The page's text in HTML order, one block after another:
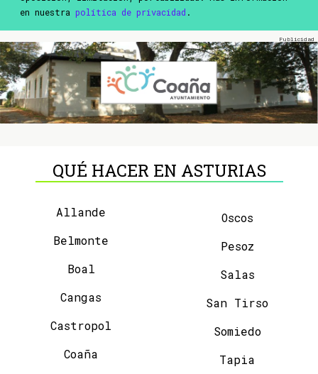
en nuestra política de privacidad .
QUÉ HACER EN ASTURIAS
Allande
Belmonte
Boal
Cangas
Castropol
Coaña
Oscos
Pesoz
Salas
San Tirso
Somiedo
Tapia